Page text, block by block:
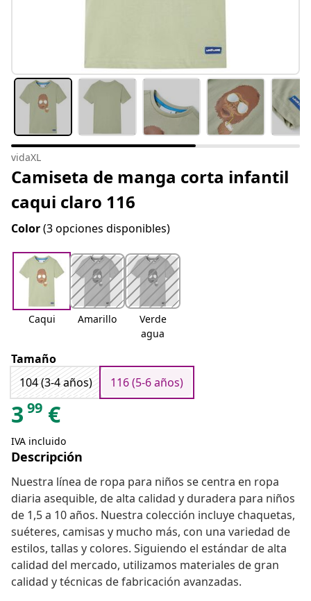
vidaXL
Camiseta de manga corta infantil
caqui claro 116
Color(3 opciones disponibles)
Caqui Amarillo
Verde
agua
Tamaño
104 (3-4 años)
116 (5-6 años)
3 99 €
IVA incluido
Descripción
Nuestra línea de ropa para niños se centra en ropa
diaria asequible, de alta calidad y duradera para niños
de 1,5 a 10 años. Nuestra colección incluye chaquetas,
suéteres, camisas y mucho más, con una variedad de
estilos, tallas y colores. Siguiendo el estándar de alta
calidad del mercado, utilizamos materiales de gran
calidad y técnicas de fabricación avanzadas.